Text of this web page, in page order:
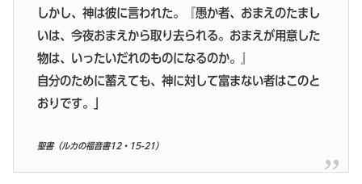
しかし、神は彼に言われた。『愚か者、おまえのたまし
いは、今夜おまえから取り去られる。おまえが用意した
物は、いったいだれのものになるのか。』
自分のために蓄えても、神に対して富まない者はこのと
おりです。」
聖書（ルカの福音書12・15-21）